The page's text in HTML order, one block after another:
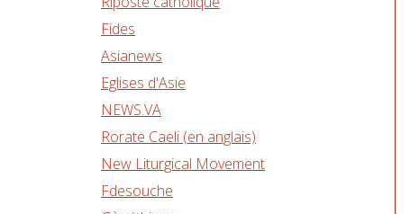
Fides
Asianews
Eglises d'Asie
NEWS.VA
Rorate Caeli (en anglais)
New Liturgical Movement
Fdesouche